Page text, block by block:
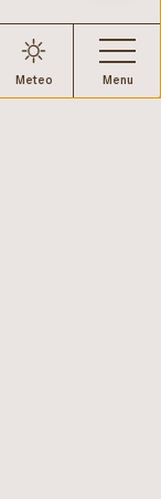
Menu
Meteo